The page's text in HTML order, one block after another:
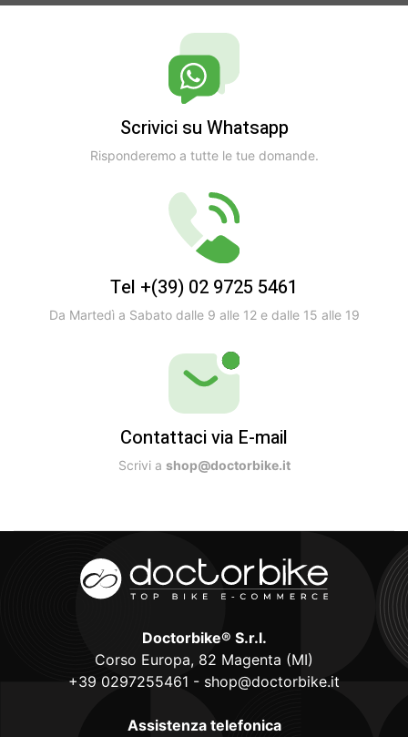
Scrivici su Whatsapp
Risponderemo a tutte le tue domande.
Tel +(39) 02 9725 5461
Da Martedì a Sabato dalle 9 alle 12 e dalle 15 alle 19
Contattaci via E-mail
Scrivi a shop@doctorbike.it
Doctorbike® S.r.l.
Corso Europa, 82 Magenta (MI)
+39 0297255461 - shop@doctorbike.it
Assistenza telefonica